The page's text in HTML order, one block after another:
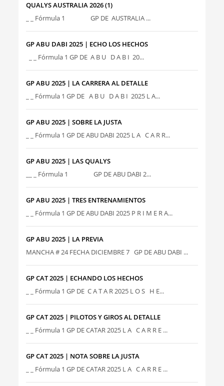
QUALYS AUSTRALIA 2026 (1)
_ _ Fórmula 1 GP DE AUSTRALIA ...
GP ABU DABI 2025 | ECHO LOS HECHOS
_ _ Fórmula 1 GP DE A B U D A B I 20...
GP ABU 2025 | LA CARRERA AL DETALLE
_ _ Fórmula 1 GP DE A B U D A B I 2025 L A...
GP ABU 2025 | SOBRE LA JUSTA
_ _ Fórmula 1 GP DE ABU DABI 2025 L A C A R R...
GP ABU 2025 | LAS QUALYS
__ _ Fórmula 1 GP DE ABU DABI 2...
GP ABU 2025 | TRES ENTRENAMIENTOS
_ _ Fórmula 1 GP DE ABU DABI 2025 P R I M E R A...
GP ABU 2025 | LA PREVIA
MANCHA # 24 FECHA DICIEMBRE 7 GP DE ABU DABI ...
GP CAT 2025 | ECHANDO LOS HECHOS
_ _ Fórmula 1 GP DE C A T A R 2025 L O S H E...
GP CAT 2025 | PILOTOS Y GIROS AL DETALLE
_ _ Fórmula 1 GP DE CATAR 2025 L A C A R R E ...
GP CAT 2025 | NOTA SOBRE LA JUSTA
_ _ Fórmula 1 GP DE CATAR 2025 L A C A R R E ...